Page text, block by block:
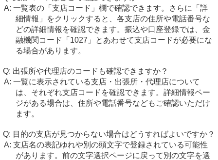
一覧表の「支店コード」欄で確認できます。さらに「詳
細情報」をクリックすると、各支店の住所や電話番号な
どの詳細情報を確認できます。振込や口座登録では、金
融機関コード「1027」とあわせて支店コードが必要にな
る場合があります。
出張所や代理店のコードも確認できますか？
一覧に表示されている支店・出張所・代理店について
は、それぞれ支店コードを確認できます。詳細情報ペー
ジがある場合は、住所や電話番号などもご確認いただけ
ます。
目的の支店が見つからない場合はどうすればよいですか？
支店名の表記ゆれや別の頭文字で登録されている可能性
があります。前の文字選択ページに戻って別の文字を選